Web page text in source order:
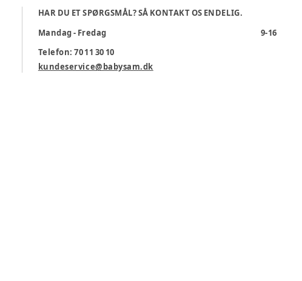
HAR DU ET SPØRGSMÅL? SÅ KONTAKT OS ENDELIG.
Mandag - Fredag
9-16
Telefon: 70 11 30 10
kundeservice@babysam.dk